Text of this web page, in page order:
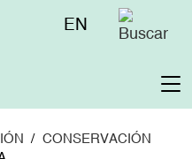
Menú
EN
CONSERVACIÓN